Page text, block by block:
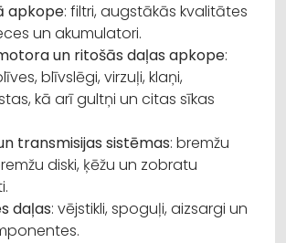
apkope: filtri, augstākās kvalitātes
un akumulatori.
un ritošās daļas apkope:
blīvslēgi, virzuļi, klaņi,
kā arī gultņi un citas sīkas
transmisijas sistēmas: bremžu
diski, ķēžu un zobratu
daļas: vējstikli, spoguļi, aizsargi un